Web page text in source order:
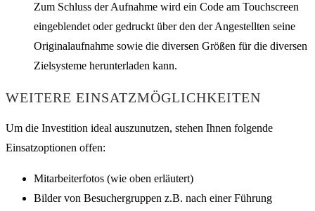
Zum Schluss der Aufnahme wird ein Code am Touchscreen
eingeblendet oder gedruckt über den der Angestellten seine
Originalaufnahme sowie die diversen Größen für die diversen
Zielsysteme herunterladen kann.
WEITERE EINSATZMÖGLICHKEITEN
Um die Investition ideal auszunutzen, stehen Ihnen folgende
Einsatzoptionen offen:
Mitarbeiterfotos (wie oben erläutert)
Bilder von Besuchergruppen z.B. nach einer Führung